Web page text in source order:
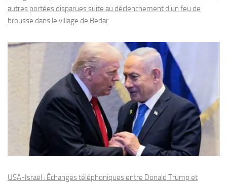
autres portées disparues suite au déclenchement d’un feu de
brousse dans le village de Bedar
USA-Israël : Échanges téléphoniques entre Donald Trump et